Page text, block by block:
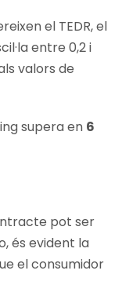
el TEDR, el
entre 0,2 i
valors de
supera en 6
pot ser
és evident la
el consumidor